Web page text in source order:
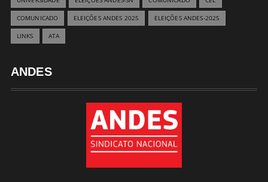
COMUNICADO ELEIÇÕES ANDES 2025 ELEIÇÕES ANDES-2025
LINKS ATA
ANDES